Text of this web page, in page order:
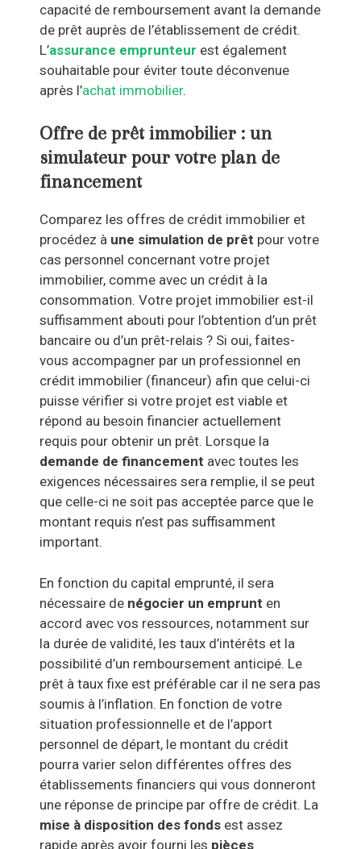
capacité de remboursement avant la demande
de prêt auprès de l’établissement de crédit.
L’assurance emprunteur est également
souhaitable pour éviter toute déconvenue
après l’achat immobilier.
Offre de prêt immobilier : un
simulateur pour votre plan de
financement
Comparez les offres de crédit immobilier et
procédez à une simulation de prêt pour votre
cas personnel concernant votre projet
immobilier, comme avec un crédit à la
consommation. Votre projet immobilier est-il
suffisamment abouti pour l’obtention d’un prêt
bancaire ou d’un prêt-relais ? Si oui, faites-
vous accompagner par un professionnel en
crédit immobilier (financeur) afin que celui-ci
puisse vérifier si votre projet est viable et
répond au besoin financier actuellement
requis pour obtenir un prêt. Lorsque la
demande de financement avec toutes les
exigences nécessaires sera remplie, il se peut
que celle-ci ne soit pas acceptée parce que le
montant requis n’est pas suffisamment
important.
En fonction du capital emprunté, il sera
nécessaire de négocier un emprunt en
accord avec vos ressources, notamment sur
la durée de validité, les taux d’intérêts et la
possibilité d’un remboursement anticipé. Le
prêt à taux fixe est préférable car il ne sera pas
soumis à l’inflation. En fonction de votre
situation professionnelle et de l’apport
personnel de départ, le montant du crédit
pourra varier selon différentes offres des
établissements financiers qui vous donneront
une réponse de principe par offre de crédit. La
mise à disposition des fonds est assez
rapide après avoir fourni les pièces